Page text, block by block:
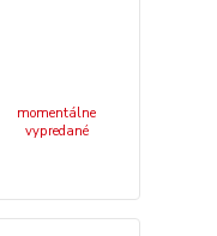
momentálne
vypredané